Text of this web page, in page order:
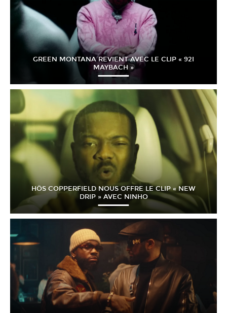
GREEN MONTANA REVIENT AVEC LE CLIP « 92I
MAYBACH »
HÖS COPPERFIELD NOUS OFFRE LE CLIP « NEW
DRIP » AVEC NINHO